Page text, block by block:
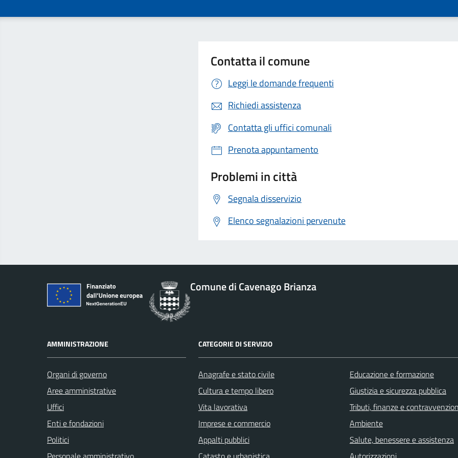
Contatta il comune
Leggi le domande frequenti
Richiedi assistenza
Contatta gli uffici comunali
Prenota appuntamento
Problemi in città
Segnala disservizio
Elenco segnalazioni pervenute
Comune di Cavenago Brianza
AMMINISTRAZIONE
Organi di governo
Aree amministrative
Uffici
Enti e fondazioni
Politici
CATEGORIE DI SERVIZIO
Anagrafe e stato civile
Cultura e tempo libero
Vita lavorativa
Imprese e commercio
Appalti pubblici
Educazione e formazione
Giustizia e sicurezza pubblica
Tributi, finanze e
Ambiente
Salute, benessere e assistenza